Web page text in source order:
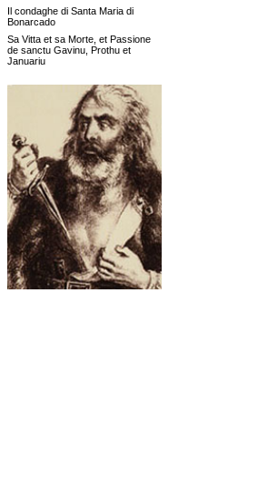
Il condaghe di Santa Maria di
Bonarcado
Sa Vitta et sa Morte, et Passione
de sanctu Gavinu, Prothu et
Januariu